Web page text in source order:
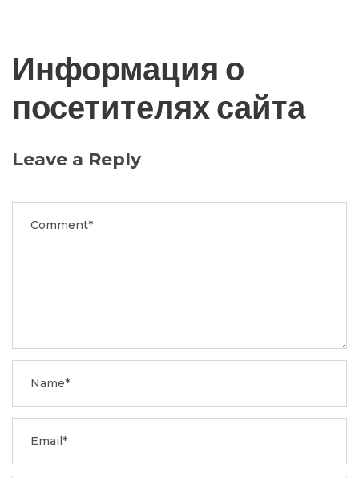
Информация о
посетителях сайта
Leave a Reply